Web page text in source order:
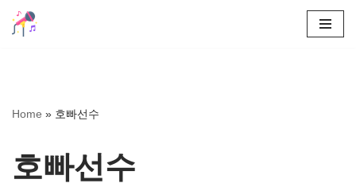
로
너
뛰
Home » 호빠선수
호빠선수